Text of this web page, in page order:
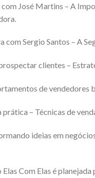
com José Martins – A
com Sergio Santos – A
clientes –
de vendedores
– Técnicas de
ideias em
Elas Com Elas é